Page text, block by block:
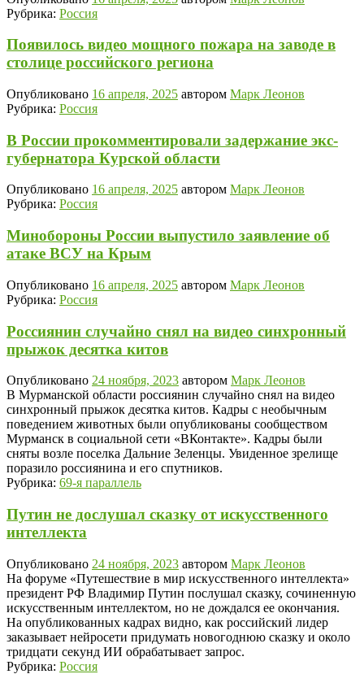
Рубрика: Россия
Появилось видео мощного пожара на заводе в
столице российского региона
Опубликовано 16 апреля, 2025 автором Марк Леонов
Рубрика: Россия
В России прокомментировали задержание экс-
губернатора Курской области
Опубликовано 16 апреля, 2025 автором Марк Леонов
Рубрика: Россия
Минобороны России выпустило заявление об
атаке ВСУ на Крым
Опубликовано 16 апреля, 2025 автором Марк Леонов
Рубрика: Россия
Россиянин случайно снял на видео синхронный
прыжок десятка китов
Опубликовано 24 ноября, 2023 автором Марк Леонов
В Мурманской области россиянин случайно снял на видео
синхронный прыжок десятка китов. Кадры с необычным
поведением животных были опубликованы сообществом
Мурманск в социальной сети «ВКонтакте». Кадры были
сняты возле поселка Дальние Зеленцы. Увиденное зрелище
поразило россиянина и его спутников.
Рубрика: 69-я параллель
Путин не дослушал сказку от искусственного
интеллекта
Опубликовано 24 ноября, 2023 автором Марк Леонов
На форуме «Путешествие в мир искусственного интеллекта»
президент РФ Владимир Путин послушал сказку, сочиненную
искусственным интеллектом, но не дождался ее окончания.
На опубликованных кадрах видно, как российский лидер
заказывает нейросети придумать новогоднюю сказку и около
тридцати секунд ИИ обрабатывает запрос.
Рубрика: Россия